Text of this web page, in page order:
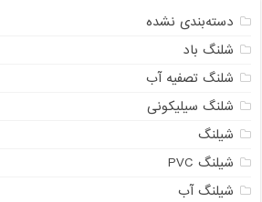
دسته‌بندی نشده
شلنگ باد
شلنگ تصفیه آب
شلنگ سیلیکونی
شیلنگ
شیلنگ PVC
شیلنگ آب